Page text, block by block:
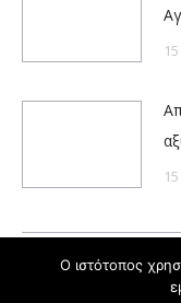
Ο ιστότοπος